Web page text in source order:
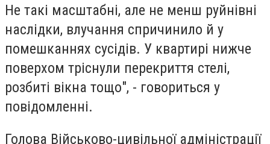
Не такі масштабні, але не менш руйнівні
наслідки, влучання спричинило й у
помешканнях сусідів. У квартирі нижче
поверхом тріснули перекриття стелі,
розбиті вікна тощо", - говориться у
повідомленні.
Голова Військово-цивільної адміністрації